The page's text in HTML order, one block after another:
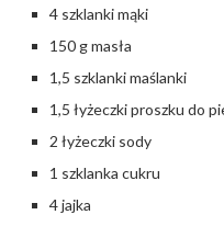
4 szklanki mąki
150 g masła
1,5 szklanki maślanki
1,5 łyżeczki proszku do
2 łyżeczki sody
1 szklanka cukru
4 jajka